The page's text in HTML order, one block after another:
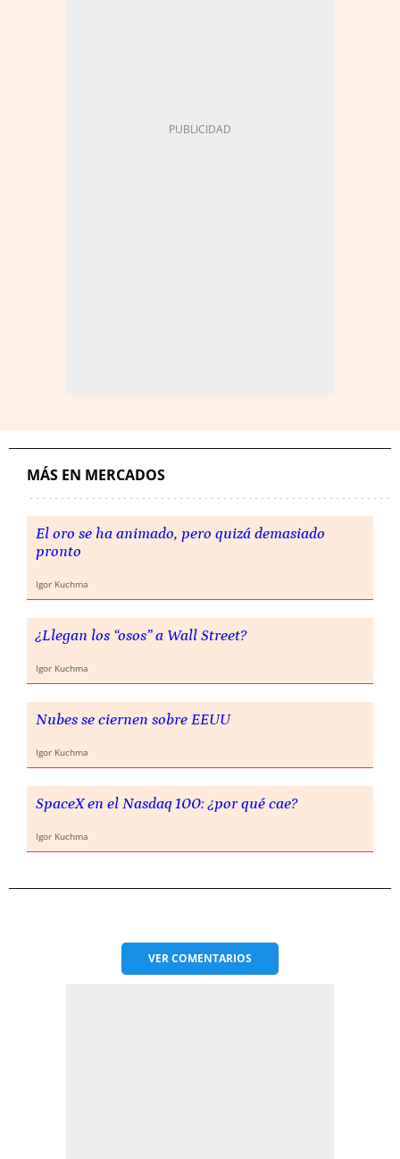
MÁS EN MERCADOS
El oro se ha animado, pero quizá demasiado
pronto
Igor Kuchma
¿Llegan los “osos” a Wall Street?
Igor Kuchma
Nubes se ciernen sobre EEUU
Igor Kuchma
SpaceX en el Nasdaq 100: ¿por qué cae?
Igor Kuchma
VERCOMENTARIOS